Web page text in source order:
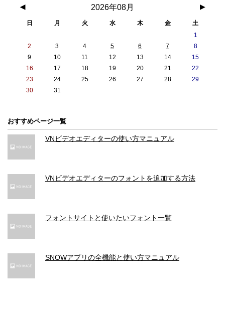
2026年08月
◀ ▶
日 月 火 水 木 金
土
1
2
3 4 5 6 7
8
9
10 11 12 13 14
15
16
17 18 19 20 21
22
23
24 25 26 27 28
29
30
31
おすすめページ一覧
VNビデオエディターの使い方マニュアル
VNビデオエディターのフォントを追加する方法
フォントサイトと使いたいフォント一覧
SNOWアプリの全機能と使い方マニュアル